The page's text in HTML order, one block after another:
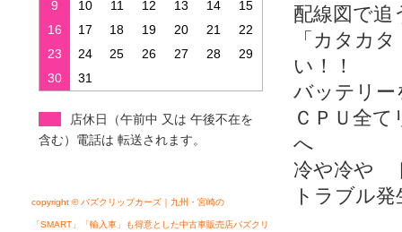
9
10 11 12 13 14
15
16
17 18 19 20 21
22
23
24 25 26 27 28
29
30
31
店休日（午前中 又は 午後不在を
含む）電話は 転送されます。
copyright © バズクリップカーズ｜九州・宮崎の
「SMART」「輸入車」も得意とした中古車販売店バズクリ
配線図で追
「カタカ
い！！
バッテリ
ＣＰＵ全
へ
冷や冷や
トラブル